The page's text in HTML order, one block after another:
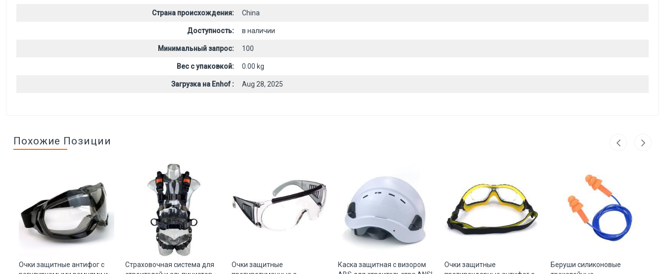
Страна происхождения: China
Доступность: в наличии
Минимальный запрос: 100
Вес с упаковкой: 0.00 kg
Загрузка на Enhof : Aug 28, 2025
Похожие Позиции
Очки защитные антифог с
Страховочная система для
Очки защитные
Каска защитная с визором
Очки защитные
Беруши силиконовые